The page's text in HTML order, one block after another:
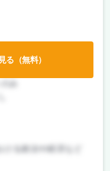
ける政治や経済など
る（無料）